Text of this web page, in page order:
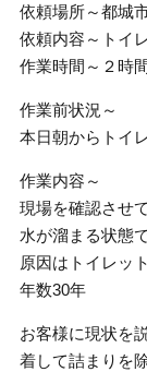
依頼場所～都城
依頼内容～トイ
作業時間～２時
作業前状況～
本日朝からトイ
作業内容～
現場を確認させ
水が溜まる状態
原因はトイレッ
年数30年
お客様に現状を
着して詰まりを